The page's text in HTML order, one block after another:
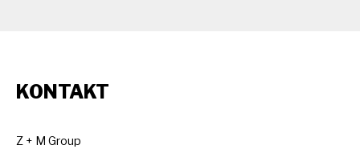
KONTAKT
Z + M Group